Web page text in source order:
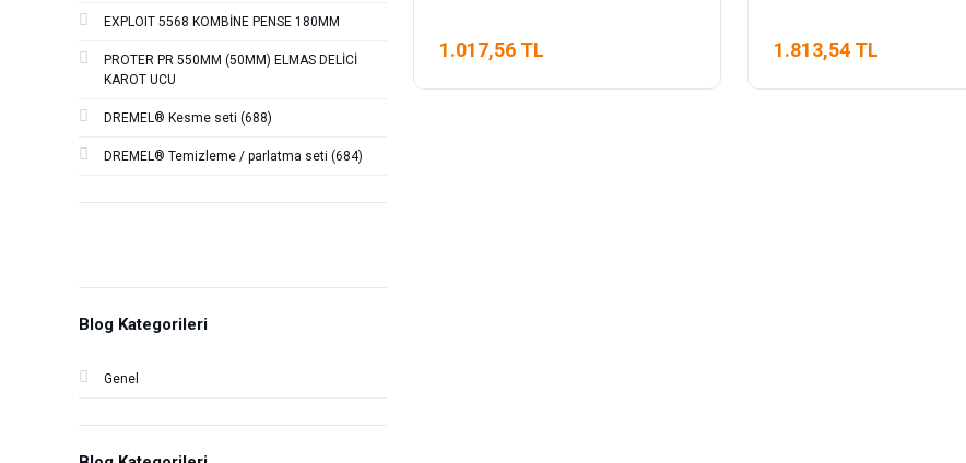
EXPLOIT 5568 KOMBİNE PENSE 180MM
PROTER PR 550MM (50MM) ELMAS DELİCİ
KAROT UCU
DREMEL® Kesme seti (688)
DREMEL® Temizleme / parlatma seti (684)
Blog Kategorileri
Genel
1.017,56 TL 1.813,54 TL